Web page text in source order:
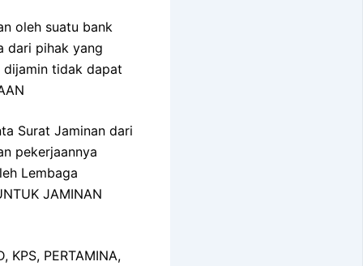
oleh suatu bank
dari pihak yang
tidak dapat
Surat Jaminan dari
pekerjaannya
Lembaga
JAMINAN
PERTAMINA,